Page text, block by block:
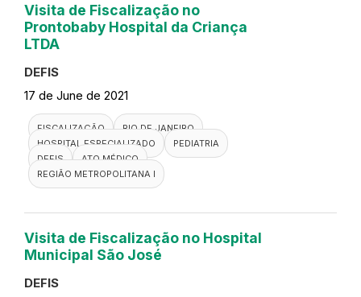
Visita de Fiscalização no
Prontobaby Hospital da Criança
LTDA
DEFIS
17 de June de 2021
FISCALIZAÇÃO
RIO DE JANEIRO
HOSPITAL ESPECIALIZADO
PEDIATRIA
DEFIS
ATO MÉDICO
REGIÃO METROPOLITANA I
Visita de Fiscalização no Hospital
Municipal São José
DEFIS